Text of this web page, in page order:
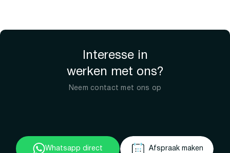
Interesse in
werken met ons?
Neem contact met ons op
Whatsapp direct Afspraak maken